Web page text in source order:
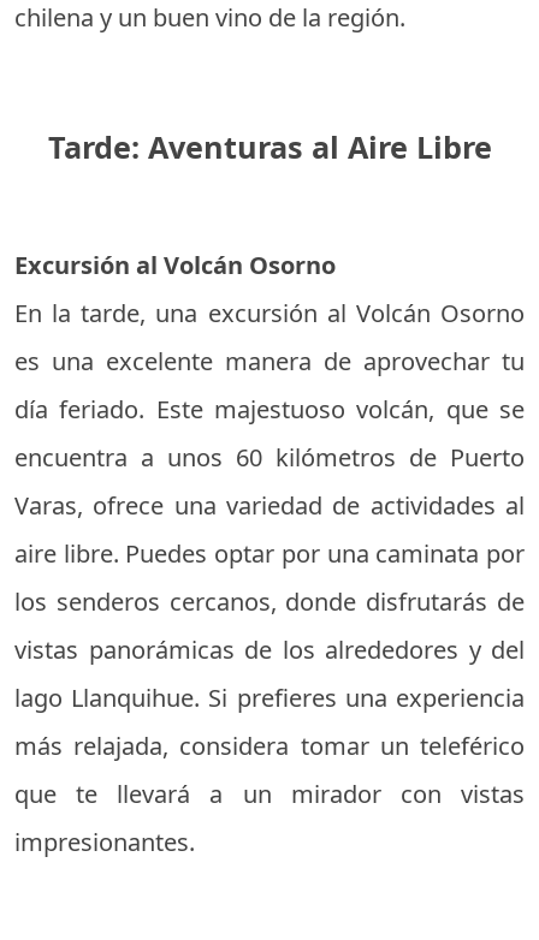
chilena y un buen vino de la región.
Tarde: Aventuras al Aire Libre
Excursión al Volcán Osorno
En la tarde, una excursión al Volcán Osorno
es una excelente manera de aprovechar tu
día feriado. Este majestuoso volcán, que se
encuentra a unos 60 kilómetros de Puerto
Varas, ofrece una variedad de actividades al
aire libre. Puedes optar por una caminata por
los senderos cercanos, donde disfrutarás de
vistas panorámicas de los alrededores y del
lago Llanquihue. Si prefieres una experiencia
más relajada, considera tomar un teleférico
que te llevará a un mirador con vistas
impresionantes.